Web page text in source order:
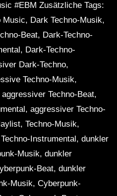
CLUBBING | Dark
/ Dark House Mix
/ Industrial
[Copyright
/ EBM / Dark Techno
/ Minimal Mix
#EBM Zusätzliche Tags:
Music, Dark Techno-Musik,
Beat, Dark-Techno-
Dark-Techno-
Dark-Techno,
Techno-Musik,
Techno-Beat,
aggressiver Techno-
Techno-Musik,
Instrumental, dunkler
Musik, dunkler
Beat, dunkler
Musik, Cyberpunk-